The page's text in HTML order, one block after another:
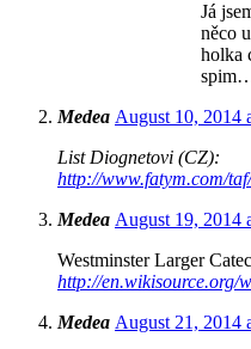
Já
něco
holka
Medea August 10, 2014
List Diognetovi (CZ):
http://www.fatym.com/
Medea August 19, 2014
Westminster Larger
http://en.wikisource.org/
Medea August 21, 2014